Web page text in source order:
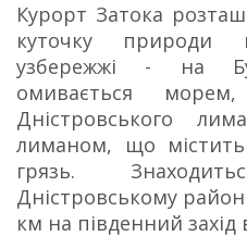
Курорт Затока
куточку природи
узбережжі - на
омивається
Дністровського
лиманом, що містить
грязь.
Дністровському
км на південний захід